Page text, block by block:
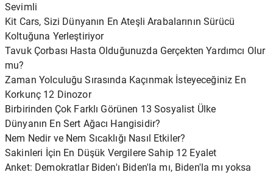
Sevimli
Kit Cars, Sizi Dünyanın En Ateşli Arabalarının Sürücü
Koltuğuna Yerleştiriyor
Tavuk Çorbası Hasta Olduğunuzda Gerçekten Yardımcı Olur
mu?
Zaman Yolculuğu Sırasında Kaçınmak İsteyeceğiniz En
Korkunç 12 Dinozor
Birbirinden Çok Farklı Görünen 13 Sosyalist Ülke
Dünyanın En Sert Ağacı Hangisidir?
Nem Nedir ve Nem Sıcaklığı Nasıl Etkiler?
Sakinleri İçin En Düşük Vergilere Sahip 12 Eyalet
Anket: Demokratlar Biden'ı Biden'la mı, Biden'la mı yoksa